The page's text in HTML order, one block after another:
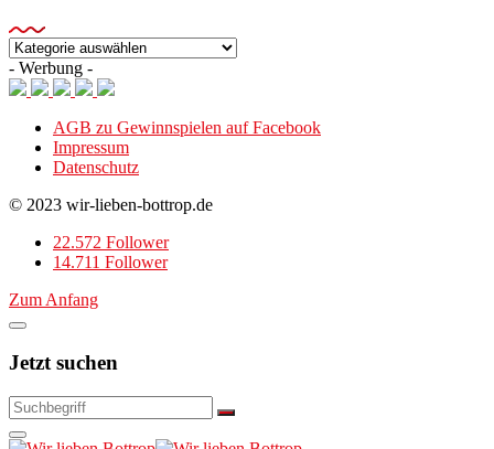
Kategorien
- Werbung -
AGB zu Gewinnspielen auf Facebook
Impressum
Datenschutz
© 2023 wir-lieben-bottrop.de
22.572 Follower
14.711 Follower
Zum Anfang
Jetzt suchen